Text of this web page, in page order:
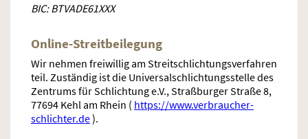
BIC: BTVADE61XXX
Online-Streitbeilegung
Wir nehmen freiwillig am Streitschlichtungsverfahren
teil. Zuständig ist die Universalschlichtungsstelle des
Zentrums für Schlichtung e.V., Straßburger Straße 8,
77694 Kehl am Rhein ( https://www.verbraucher-
schlichter.de).